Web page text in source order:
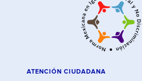
ATENCIÓN CIUDADANA